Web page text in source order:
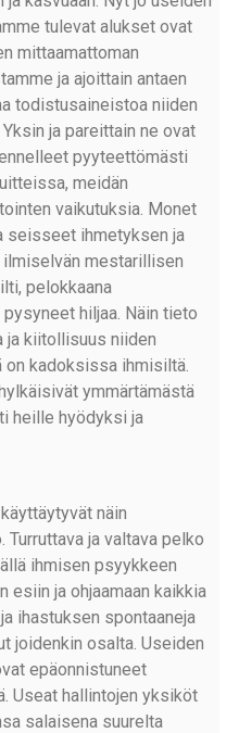
tulevat alukset ovat
mittaamattoman
ja ajoittain antaen
todistusaineistoa niiden
ja pareittain ne ovat
pyyteettömästi
meidän
vaikutuksia. Monet
seisseet ihmetyksen ja
mestarillisen
pelokkaana
hiljaa. Näin tieto
kiitollisuus niiden
kadoksissa ihmisiltä.
ymmärtämästä
heille hyödyksi ja
näin
Turruttava ja valtava pelko
ihmisen psyykkeen
esiin ja ohjaamaan kaikkia
ihastuksen spontaaneja
joidenkin osalta. Useiden
epäonnistuneet
Useat hallintojen yksiköt
salaisena suurelta